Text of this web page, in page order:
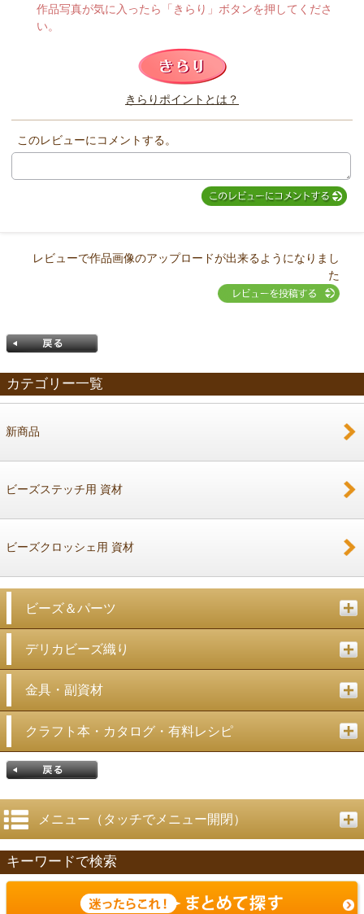
このレビューは参考になりましたか？
作品写真が気に入ったら「きらり」ボタンを押してくださ
い。
きらりポイントとは？
このレビューにコメントする。
レビューで作品画像のアップロードが出来るようになりまし
た
カテゴリー一覧
新商品
ビーズステッチ用 資材
ビーズクロッシェ用 資材
ビーズ＆パーツ
デリカビーズ織り
金具・副資材
クラフト本・カタログ・有料レシピ
戻る
メニュー（タッチでメニュー開閉）
キーワードで検索